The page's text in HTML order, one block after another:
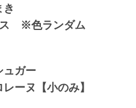
※色ランダム
ガー
のみ】